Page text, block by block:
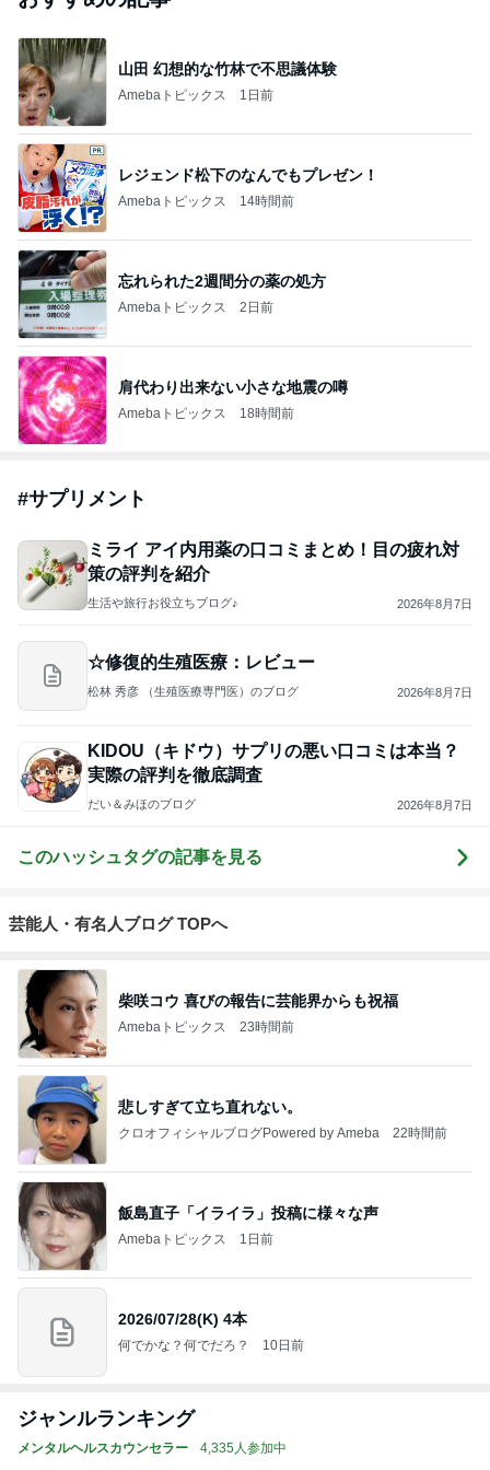
山田 幻想的な竹林で不思議体験
Amebaトピックス 1日前
レジェンド松下のなんでもプレゼン！
Amebaトピックス 14時間前
忘れられた2週間分の薬の処方
Amebaトピックス 2日前
肩代わり出来ない小さな地震の噂
Amebaトピックス 18時間前
#サプリメント
ミライ アイ内用薬の口コミまとめ！目の疲れ対
策の評判を紹介
生活や旅行お役立ちブログ♪ 2026年8月7日
☆修復的生殖医療：レビュー
松林 秀彦 （生殖医療専門医）のブログ 2026年8月7日
KIDOU（キドウ）サプリの悪い口コミは本当？
実際の評判を徹底調査
だい＆みほのブログ 2026年8月7日
このハッシュタグの記事を見る
芸能人・有名人ブログ TOPへ
柴咲コウ 喜びの報告に芸能界からも祝福
Amebaトピックス 23時間前
悲しすぎて立ち直れない。
クロオフィシャルブログPowered by Ameba 22時間前
飯島直子「イライラ」投稿に様々な声
Amebaトピックス 1日前
2026/07/28(K) 4本
何でかな？何でだろ？ 10日前
ジャンルランキング
メンタルヘルスカウンセラー 4,335人参加中